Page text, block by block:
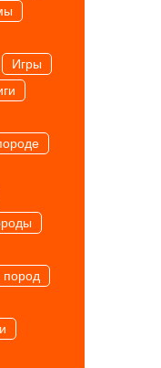
Игры
пород